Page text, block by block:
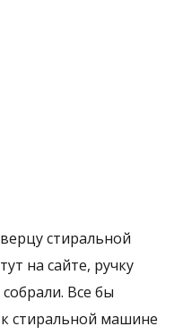
стиральной
на сайте, ручку
Все бы
стиральной машине